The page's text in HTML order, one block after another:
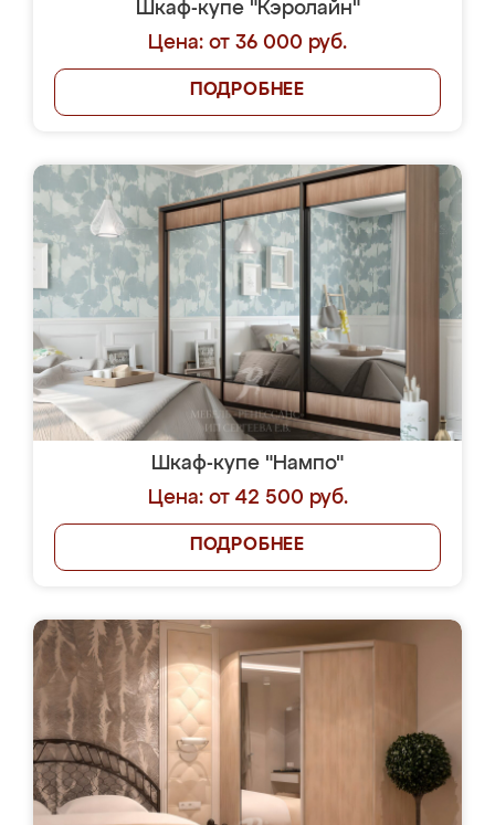
Шкаф-купе "Кэролайн"
Цена: от 36 000 руб.
ПОДРОБНЕЕ
Шкаф-купе "Нампо"
Цена: от 42 500 руб.
ПОДРОБНЕЕ